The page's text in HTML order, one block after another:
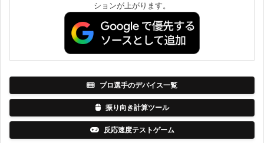
ションが上がります。
プロ選手のデバイス一覧
振り向き計算ツール
反応速度テストゲーム